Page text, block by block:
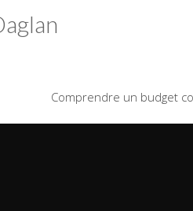
Comprendre un budget